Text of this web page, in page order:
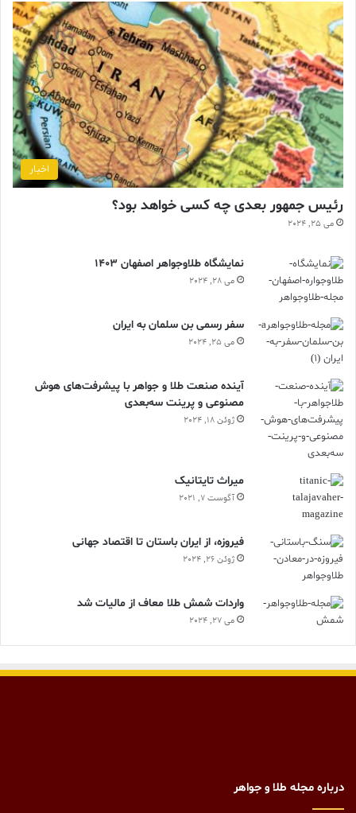
اخبار
رئیس جمهور بعدی چه کسی خواهد بود؟
می 25, 2024
نمایشگاه طلاوجواهر اصفهان 1403
می 28, 2024
سفر رسمی بن سلمان به ایران
می 25, 2024
آینده صنعت طلا و جواهر با پیشرفت‌های هوش
مصنوعی و پرینت سه‌بعدی
ژوئن 18, 2024
ميراث تايتانيک
آگوست 7, 2021
فیروزه، از ایران باستان تا اقتصاد جهانی
ژوئن 26, 2024
واردات شمش طلا معاف از مالیات شد
می 27, 2024
درباره مجله طلا و جواهر